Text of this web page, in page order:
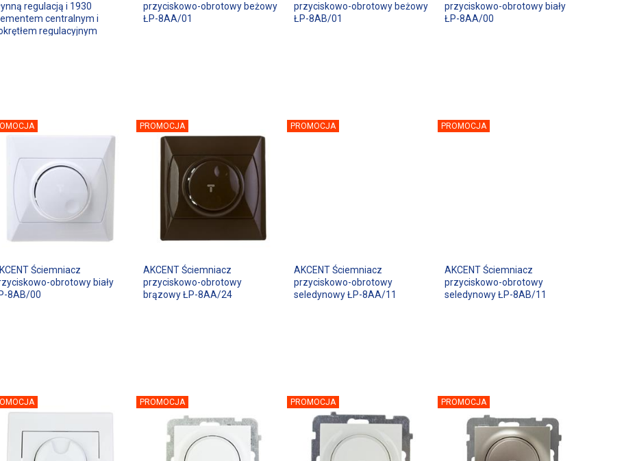
regulacją i 1930
centralnym i
regulacyjnym
przyciskowo-obrotowy beżowy
ŁP-8AA/01
przyciskowo-obrotowy beżowy
ŁP-8AB/01
przyciskowo-obrotowy biały
ŁP-8AA/00
Ściemniacz
obrotowy biały
8AB/00
PROMOCJA
AKCENT Ściemniacz
przyciskowo-obrotowy
brązowy ŁP-8AA/24
PROMOCJA
AKCENT Ściemniacz
przyciskowo-obrotowy
seledynowy ŁP-8AA/11
PROMOCJA
AKCENT Ściemniacz
przyciskowo-obrotowy
seledynowy ŁP-8AB/11
PROMOCJA PROMOCJA PROMOCJA